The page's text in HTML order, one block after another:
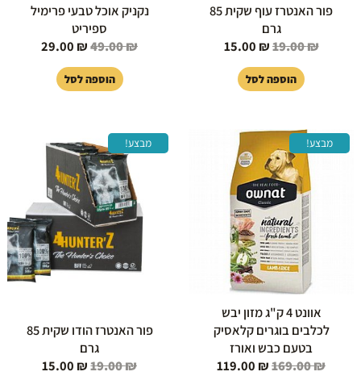
פור האנטרז עוף שקית 85
גרם
19.00₪
15.00 ₪
הוספה לסל
נקניק אוכל טבעי פרימיל
ספיריט
49.00₪
29.00 ₪
הוספה לסל
מבצע!
אוונט 4 ק"ג מזון יבש
לכלבים בוגרים קלאסיק
בטעם כבש ואורז
169.00₪
המחיר
המקורי
היה:
169.00 ₪.
119.00 ₪
מבצע!
פור האנטרז הודו שקית 85
גרם
19.00₪
המקורי
היה:
19.00 ₪.
15.00 ₪